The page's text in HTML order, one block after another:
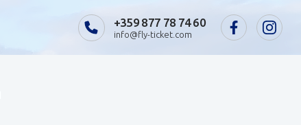
+359 877 78 74 60
info@fly-ticket.com